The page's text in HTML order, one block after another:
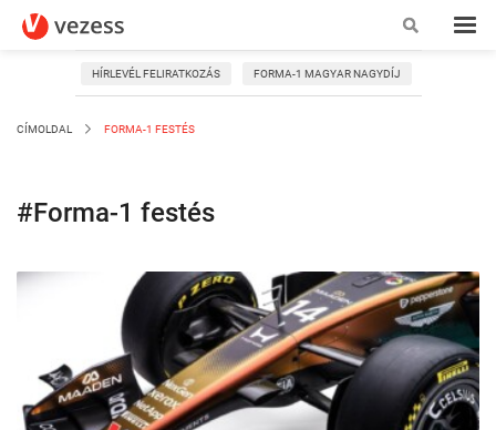
HÍRLEVÉL FELIRATKOZÁS FORMA-1 MAGYAR NAGYDÍJ
CÍMOLDAL FORMA-1 FESTÉS
#Forma-1 festés